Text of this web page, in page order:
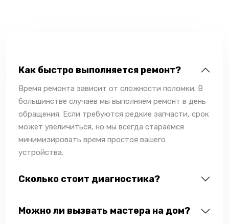
Как быстро выполняется ремонт?
Время ремонта зависит от сложности поломки. В
большинстве случаев мы выполняем ремонт в день
обращения. Если требуются редкие запчасти, срок
может увеличиться, но мы всегда стараемся
минимизировать время простоя вашего
устройства.
Сколько стоит диагностика?
Можно ли вызвать мастера на дом?